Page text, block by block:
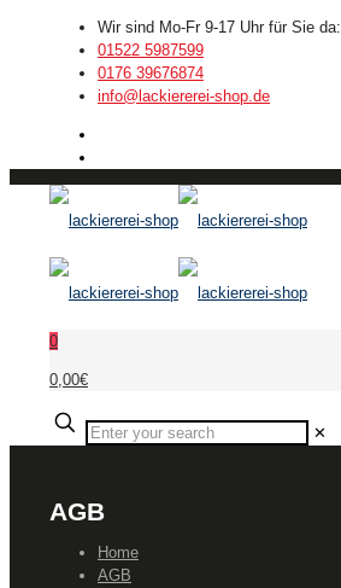
Wir sind Mo-Fr 9-17 Uhr für Sie da:
01522 5987599
0176 39676874
info@lackiererei-shop.de
0
0,00€
✕
AGB
Home
AGB